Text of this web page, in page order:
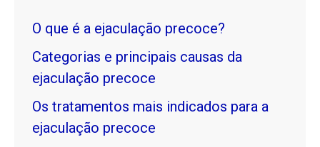
O que é a ejaculação precoce?
Categorias e principais causas da
ejaculação precoce
Os tratamentos mais indicados para a
ejaculação precoce